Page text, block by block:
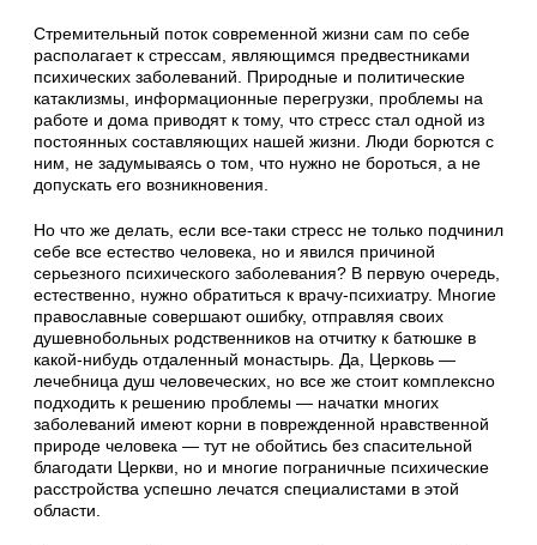
Стремительный поток современной жизни сам по себе
располагает к стрессам, являющимся предвестниками
психических заболеваний. Природные и политические
катаклизмы, информационные перегрузки, проблемы на
работе и дома приводят к тому, что стресс стал одной из
постоянных составляющих нашей жизни. Люди борются с
ним, не задумываясь о том, что нужно не бороться, а не
допускать его возникновения.
Но что же делать, если все-таки стресс не только подчинил
себе все естество человека, но и явился причиной
серьезного психического заболевания? В первую очередь,
естественно, нужно обратиться к врачу-психиатру. Многие
православные совершают ошибку, отправляя своих
душевнобольных родственников на отчитку к батюшке в
какой-нибудь отдаленный монастырь. Да, Церковь —
лечебница душ человеческих, но все же стоит комплексно
подходить к решению проблемы — начатки многих
заболеваний имеют корни в поврежденной нравственной
природе человека — тут не обойтись без спасительной
благодати Церкви, но и многие пограничные психические
расстройства успешно лечатся специалистами в этой
области.